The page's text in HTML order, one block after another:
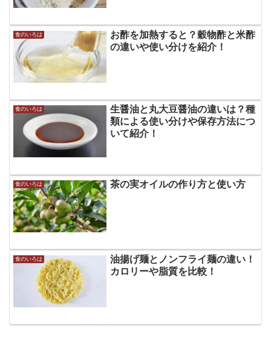
食のいろは
お酢を加熱すると？穀物酢と米酢
の違いや使い分けを紹介！
食のいろは
生醤油と丸大豆醤油の違いは？種
類による使い分けや保存方法につ
いて紹介！
食のいろは 茶の実オイルの作り方と使い方
食のいろは
油揚げ麺とノンフライ麺の違い！
カロリーや脂質を比較！